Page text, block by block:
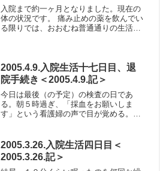
入院まで約一ヶ月となりました。現在の
体の状況です。 痛み止めの薬を飲んでい
る限りでは、おおむね普通通りの生活を
う。一番辛いのは、咳や...
2005.4.9.入院生活十七日目、退
院手続き＜2005.4.9.記＞
今日は最後（の予定）の検査の日であ
る。朝５時過ぎ、「採血をお願いしま
す」という看護婦の声で目が覚める。他
ちに採ることが多いそうだ。ただ６時が
起床なのに、それより前という...
2005.3.26.入院生活四日目＜
2005.3.26.記＞